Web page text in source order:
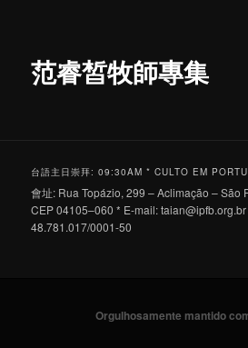
范睿皙牧師專集
台語主日崇拜: 09:30AM * CULTO EM
會址: Rua Topázio, 299 – Aclimação – São
CEP 04105–060 * E-mail:taian@ipfb.org.br
48.781.017/0001-50
Orgulhosamente mantido